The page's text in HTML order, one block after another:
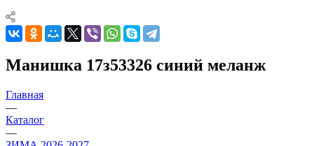
Манишка 17з53326 синий меланж
Главная
—
Каталог
—